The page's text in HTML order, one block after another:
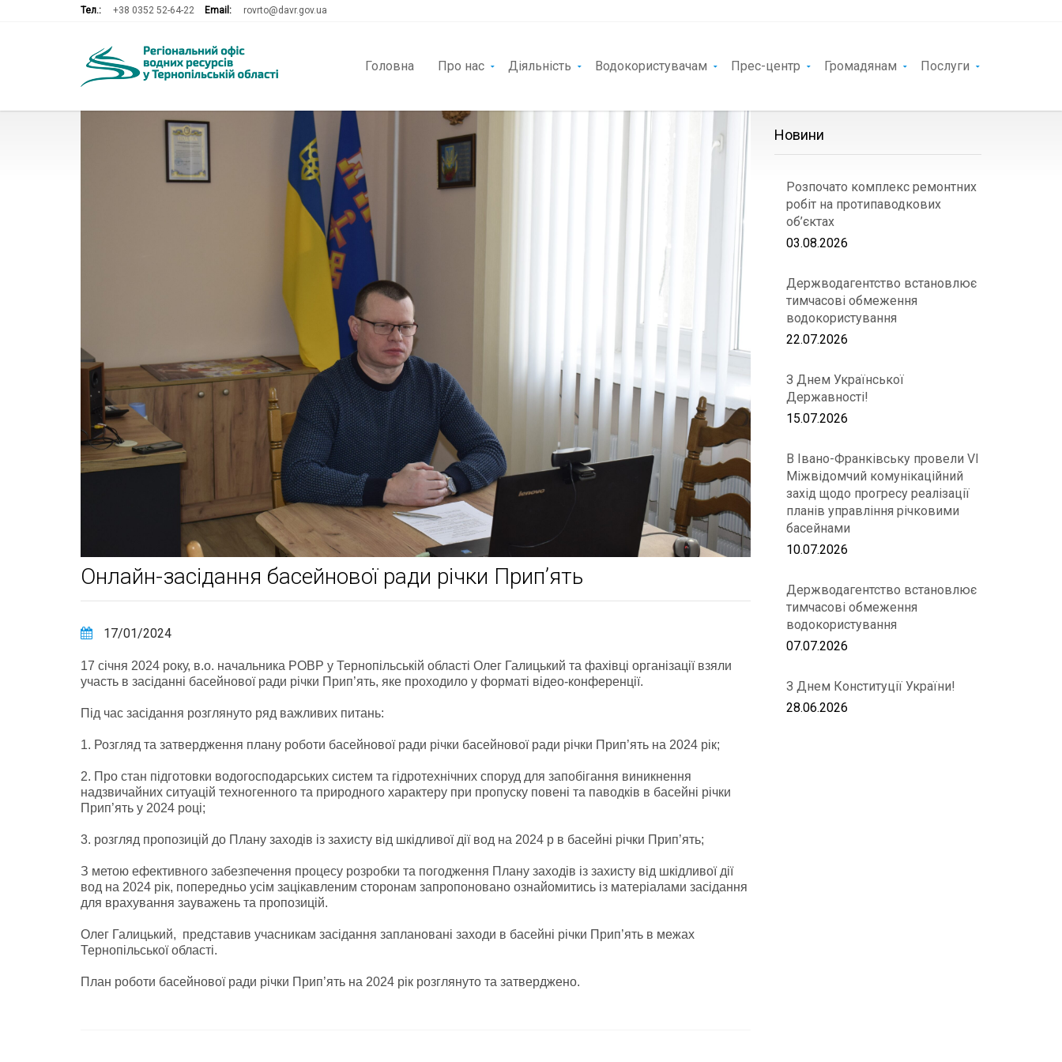
Тел.: +38 0352 52-64-22 Email: rovrto@davr.gov.ua
Головна Про нас Діяльність Водокористувачам Прес-центр Громадянам Послуги
Онлайн-засідання басейнової ради річки Прип’ять
17/01/2024
17 січня 2024 року, в.о. начальника РОВР у Тернопільській області Олег Галицький та фахівці організації взяли
участь в засіданні басейнової ради річки Прип’ять, яке проходило у форматі відео-конференції.
Під час засідання розглянуто ряд важливих питань:
1. Розгляд та затвердження плану роботи басейнової ради річки басейнової ради річки Прип’ять на 2024 рік;
2. Про стан підготовки водогосподарських систем та гідротехнічних споруд для запобігання виникнення
надзвичайних ситуацій техногенного та природного характеру при пропуску повені та паводків в басейні річки
Прип’ять у 2024 році;
3. розгляд пропозицій до Плану заходів із захисту від шкідливої дії вод на 2024 р в басейні річки Прип’ять;
З метою ефективного забезпечення процесу розробки та погодження Плану заходів із захисту від шкідливої дії
вод на 2024 рік, попередньо усім зацікавленим сторонам запропоновано ознайомитись із матеріалами засідання
для врахування зауважень та пропозицій.
Олег Галицький, представив учасникам засідання заплановані заходи в басейні річки Прип’ять в межах
Тернопільської області.
План роботи басейнової ради річки Прип’ять на 2024 рік розглянуто та затверджено.
Новини
Розпочато комплекс ремонтних
робіт на протипаводкових
об’єктах
03.08.2026
Держводагентство встановлює
тимчасові обмеження
водокористування
22.07.2026
З Днем Української
Державності!
15.07.2026
В Івано-Франківську провели VІ
Міжвідомчий комунікаційний
захід щодо прогресу реалізації
планів управління річковими
басейнами
10.07.2026
Держводагентство встановлює
тимчасові обмеження
водокористування
07.07.2026
З Днем Конституції України!
28.06.2026